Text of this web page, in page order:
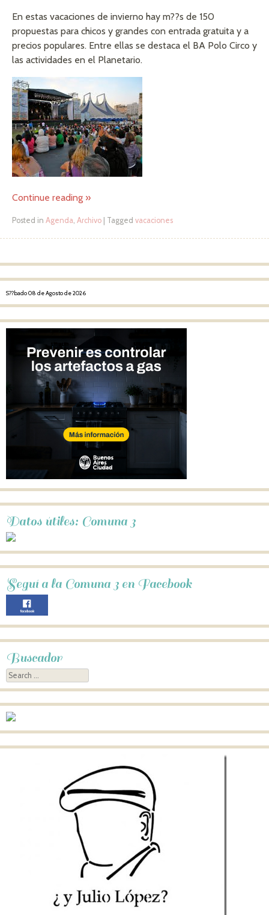
En estas vacaciones de invierno hay m??s de 150
propuestas para chicos y grandes con entrada gratuita y a
precios populares. Entre ellas se destaca el BA Polo Circo y
las actividades en el Planetario.
Continue reading »
Posted in Agenda, Archivo Tagged vacaciones
Post navigation
S??bado 08 de Agosto de 2026
Datos útiles: Comuna 3
Seguí a la Comuna 3 en Facebook
Buscador
Search